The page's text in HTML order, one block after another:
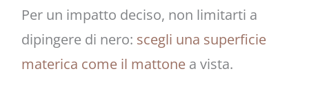
Per un impatto deciso, non limitarti a
dipingere di nero: scegli una superficie
materica come il mattonea vista.